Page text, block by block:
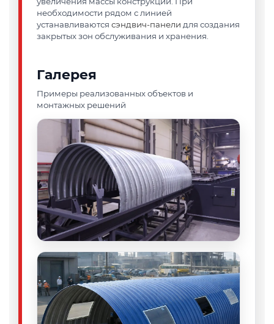
необходимости рядом с линией
устанавливаются сэндвич-панели для создания
закрытых зон обслуживания и хранения.
Галерея
Примеры реализованных объектов и
монтажных решений